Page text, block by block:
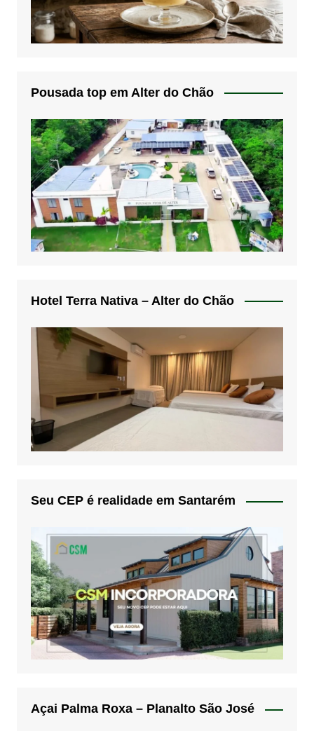
Pousada top em Alter do Chão
Hotel Terra Nativa – Alter do Chão
Seu CEP é realidade em Santarém
Açai Palma Roxa – Planalto São José